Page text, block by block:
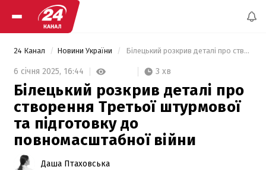
24 Канал Новини України Білецький розкрив деталі про створення Третьої штурмової та підготовку до повномасштабної війни
6 січня 2025, 16:44 3 хв
Білецький розкрив деталі про
створення Третьої штурмової
та підготовку до
повномасштабної війни
Даша Птаховська